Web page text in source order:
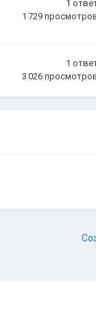
1
1 729
1
3 026